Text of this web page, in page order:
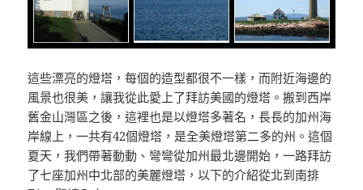
這些漂亮的燈塔，每個的造型都很不一樣，而附近海邊的
風景也很美，讓我從此愛上了拜訪美國的燈塔。搬到西岸
舊金山灣區之後，這裡也是以燈塔多著名，長長的加州海
岸線上，一共有42個燈塔，是全美燈塔第二多的州。這個
夏天，我們帶著動動、彎彎從加州最北邊開始，一路拜訪
了七座加州中北部的美麗燈塔，以下的介紹從北到南排